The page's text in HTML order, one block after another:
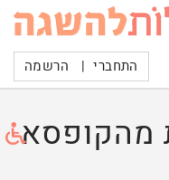
התחברי | הרשמה
מהקופסא